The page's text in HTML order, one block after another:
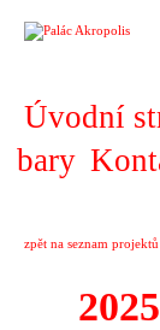
Úvodní
bary
zpět na seznam projektů
2025